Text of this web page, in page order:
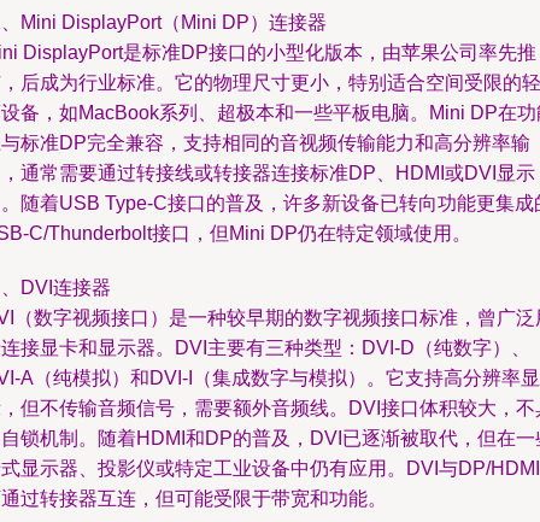
Mini DisplayPort（Mini DP）连接器
DisplayPort是标准DP接口的小型化版本，由苹果公司率先推
后成为行业标准。它的物理尺寸更小，特别适合空间受限的轻
备，如MacBook系列、超极本和一些平板电脑。Mini DP在功
标准DP完全兼容，支持相同的音视频传输能力和高分辨率输
通常需要通过转接线或转接器连接标准DP、HDMI或DVI显示
随着USB Type-C接口的普及，许多新设备已转向功能更集成
C/Thunderbolt接口，但Mini DP仍在特定领域使用。
DVI连接器
（数字视频接口）是一种较早期的数字视频接口标准，曾广泛
接显卡和显示器。DVI主要有三种类型：DVI-D（纯数字）、
A（纯模拟）和DVI-I（集成数字与模拟）。它支持高分辨率显
但不传输音频信号，需要额外音频线。DVI接口体积较大，不
锁机制。随着HDMI和DP的普及，DVI已逐渐被取代，但在一
显示器、投影仪或特定工业设备中仍有应用。DVI与DP/HDMI
过转接器互连，但可能受限于带宽和功能。